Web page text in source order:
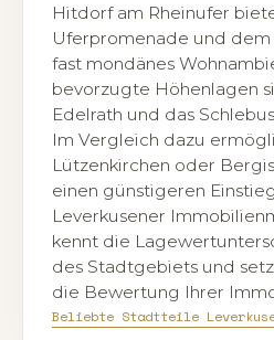
Hitdorf am Rheinufer
Uferpromenade und
fast mondänes
bevorzugte Höhenlagen
Edelrath und das
Im Vergleich dazu
Lützenkirchen oder
einen günstigeren
Leverkusener
kennt die
des Stadtgebiets und
die Bewertung Ihrer
Beliebte Stadtteile